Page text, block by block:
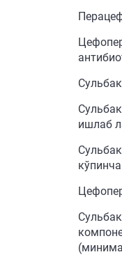
ишлаб